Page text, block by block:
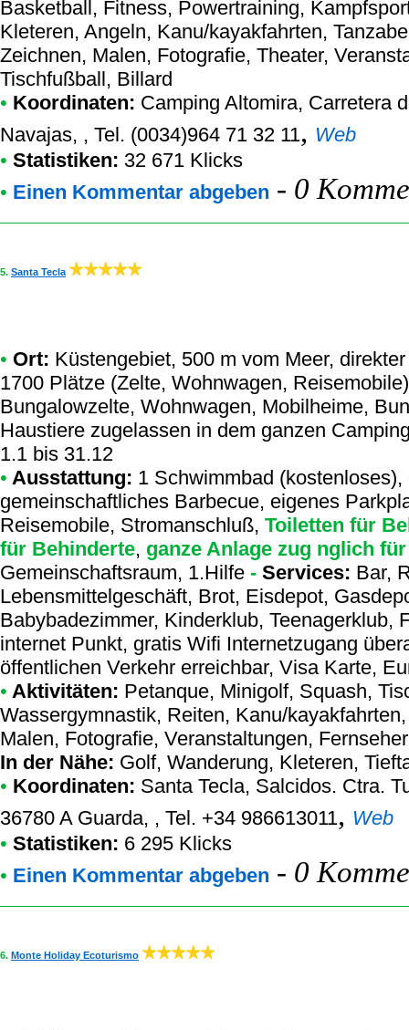
Basketball, Fitness, Powertraining,
Kleteren, Angeln, Kanu/kayakfahrten,
Zeichnen, Malen, Fotografie, Theater,
Tischfußball, Billard
• Koordinaten: Camping Altomira, Carretera
Navajas, , Tel. (0034)964 71 32 11, Web
• Statistiken: 32 671 Klicks
• Einen Kommentar abgeben - 0
5. Santa Tecla
• Ort: Küstengebiet, 500 m vom Meer,
1700 Plätze (Zelte, Wohnwagen,
Bungalowzelte, Wohnwagen, Mobilheime,
Haustiere zugelassen in dem ganzen
1.1 bis 31.12
• Ausstattung: 1 Schwimmbad
gemeinschaftliches Barbecue, eigenes
Reisemobile, Stromanschluß, Toiletten für
für Behinderte, ganze Anlage zug nglich
Gemeinschaftsraum, 1.Hilfe - Services: Bar,
Lebensmittelgeschäft, Brot, Eisdepot,
Babybadezimmer, Kinderklub, Teenagerklub,
internet Punkt, gratis Wifi Internetzugang
öffentlichen Verkehr erreichbar, Visa Karte,
• Aktivitäten: Petanque, Minigolf, Squash,
Wassergymnastik, Reiten, Kanu/
Malen, Fotografie, Veranstaltungen,
In der Nähe: Golf, Wanderung, Kleteren,
• Koordinaten: Santa Tecla, Salcidos. Ctra.
36780 A Guarda, , Tel. +34 986613011, Web
• Statistiken: 6 295 Klicks
• Einen Kommentar abgeben - 0
6. Monte Holiday Ecoturismo